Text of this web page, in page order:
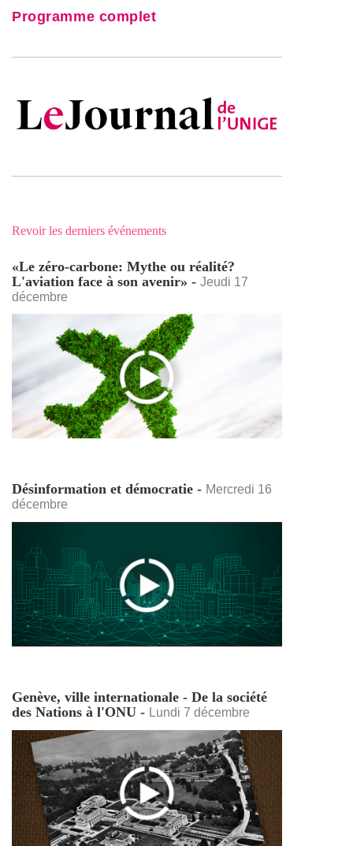
Programme complet
Revoir les derniers événements
«Le zéro-carbone: Mythe ou réalité?
L'aviation face à son avenir» - Jeudi 17
décembre
Désinformation et démocratie - Mercredi 16
décembre
Genève, ville internationale - De la société
des Nations à l'ONU - Lundi 7 décembre